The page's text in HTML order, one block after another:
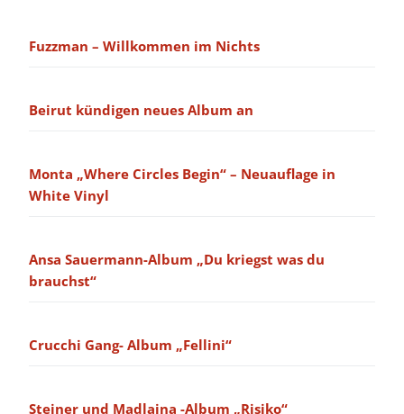
Fuzzman – Willkommen im Nichts
Beirut kündigen neues Album an
Monta „Where Circles Begin“ – Neuauflage in
White Vinyl
Ansa Sauermann-Album „Du kriegst was du
brauchst“
Crucchi Gang- Album „Fellini“
Steiner und Madlaina -Album „Risiko“